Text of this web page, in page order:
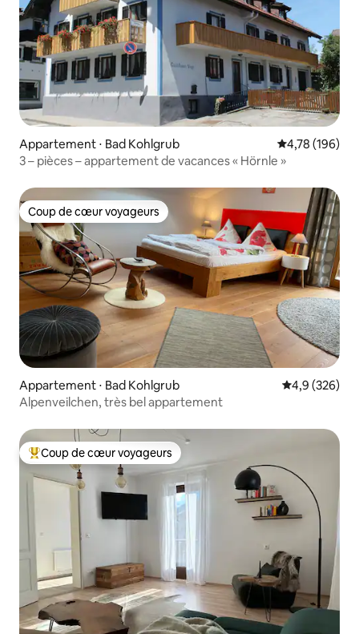
Appartement ⋅ Bad Kohlgrub Évaluation
4,78 (196)
3 – pièces – appartement de vacances « Hörnle »
Coup de cœur voyageurs
Coup de cœur voyageurs
Appartement ⋅ Bad Kohlgrub Évaluation
4,9 (326)
Alpenveilchen, très bel appartement
Coups de cœur voyageurs les plus appréciés
Coup de cœur voyageurs